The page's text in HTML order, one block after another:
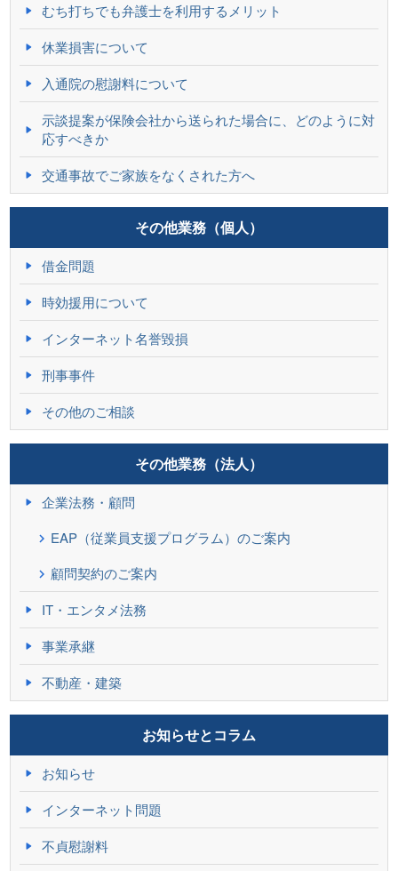
むち打ちでも弁護士を利用するメリット
休業損害について
入通院の慰謝料について
示談提案が保険会社から送られた場合に、どのように対
応すべきか
交通事故でご家族をなくされた方へ
その他業務（個人）
借金問題
時効援用について
インターネット名誉毀損
刑事事件
その他のご相談
その他業務（法人）
企業法務・顧問
EAP（従業員支援プログラム）のご案内
顧問契約のご案内
IT・エンタメ法務
事業承継
不動産・建築
お知らせとコラム
お知らせ
インターネット問題
不貞慰謝料